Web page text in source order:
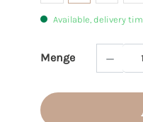
Available, delivery
Menge
Product